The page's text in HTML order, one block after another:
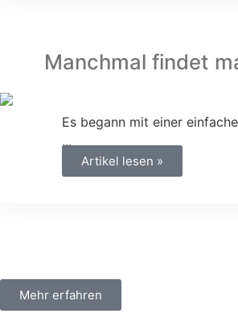
Manchmal findet
Es begann mit einer
...
Artikel lesen »
Mehr erfahren